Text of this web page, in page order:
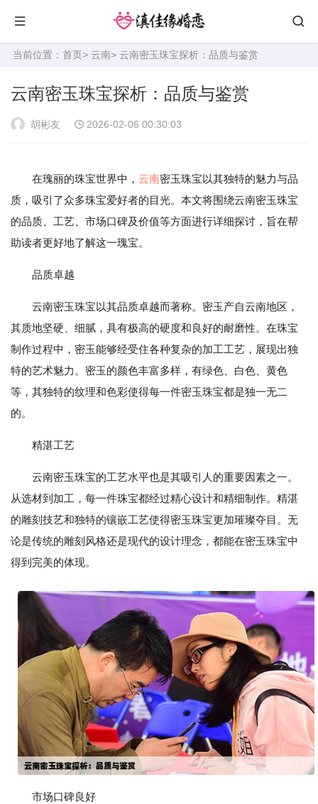
当前位置： 首页> 云南> 云南密玉珠宝探析：品质与鉴赏
云南密玉珠宝探析：品质与鉴赏
胡彬友 2026-02-06 00:30:03
在瑰丽的珠宝世界中， 云南密玉珠宝以其独特的魅力与品
质，吸引了众多珠宝爱好者的目光。本文将围绕云南密玉珠宝
的品质、工艺、市场口碑及价值等方面进行详细探讨，旨在帮
助读者更好地了解这一瑰宝。
品质卓越
云南密玉珠宝以其品质卓越而著称。密玉产自云南地区，
其质地坚硬、细腻，具有极高的硬度和良好的耐磨性。在珠宝
制作过程中，密玉能够经受住各种复杂的加工工艺，展现出独
特的艺术魅力。密玉的颜色丰富多样，有绿色、白色、黄色
等，其独特的纹理和色彩使得每一件密玉珠宝都是独一无二
的。
精湛工艺
云南密玉珠宝的工艺水平也是其吸引人的重要因素之一。
从选材到加工，每一件珠宝都经过精心设计和精细制作。精湛
的雕刻技艺和独特的镶嵌工艺使得密玉珠宝更加璀璨夺目。无
论是传统的雕刻风格还是现代的设计理念，都能在密玉珠宝中
得到完美的体现。
市场口碑良好